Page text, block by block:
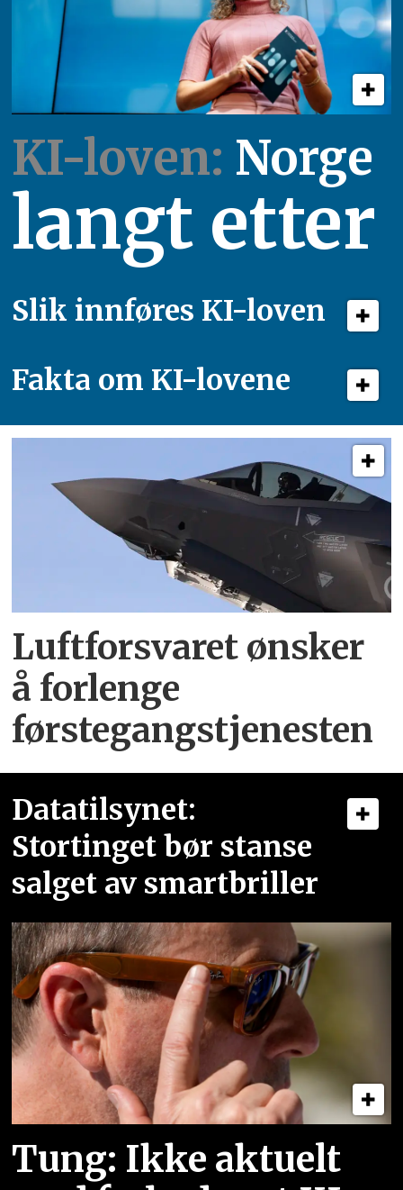
KI-loven: Norge
langt etter
Slik innføres KI-loven
Fakta om KI-lovene
Luftforsvaret ønsker
å forlenge
førstegangstjenesten
Datatilsynet:
Stortinget bør stanse
salget av smartbriller
Tung: Ikke aktuelt